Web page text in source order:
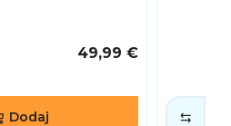
49,99 €
Dodaj